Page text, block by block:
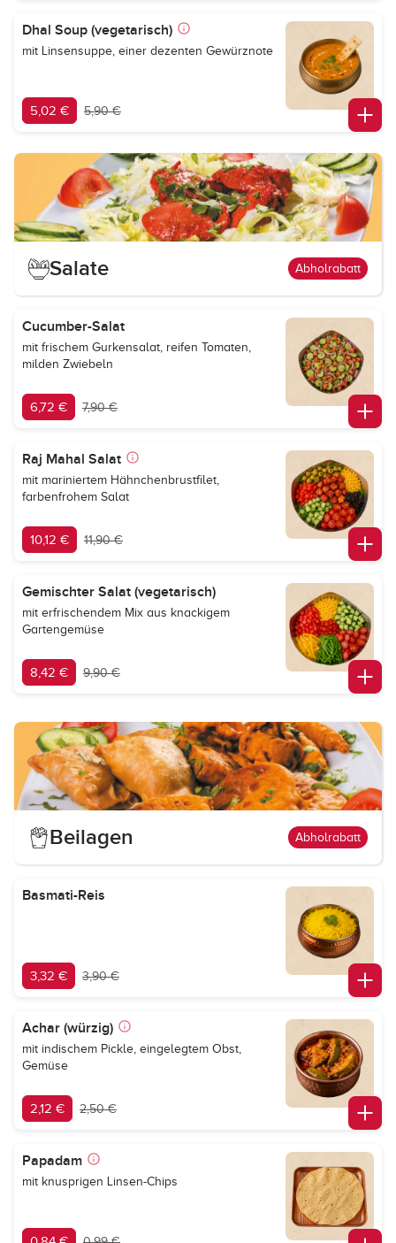
Dhal Soup (vegetarisch)
mit Linsensuppe, einer dezenten Gewürznote
5,02 € 5,90 €
Salate Abholrabatt
Cucumber-Salat
mit frischem Gurkensalat, reifen Tomaten,
milden Zwiebeln
6,72 € 7,90 €
Raj Mahal Salat
mit mariniertem Hähnchenbrustfilet,
farbenfrohem Salat
10,12 € 11,90 €
Gemischter Salat (vegetarisch)
mit erfrischendem Mix aus knackigem
Gartengemüse
8,42 € 9,90 €
Beilagen Abholrabatt
Basmati-Reis
3,32 € 3,90 €
Achar (würzig)
mit indischem Pickle, eingelegtem Obst,
Gemüse
2,12 € 2,50 €
Papadam
mit knusprigen Linsen-Chips